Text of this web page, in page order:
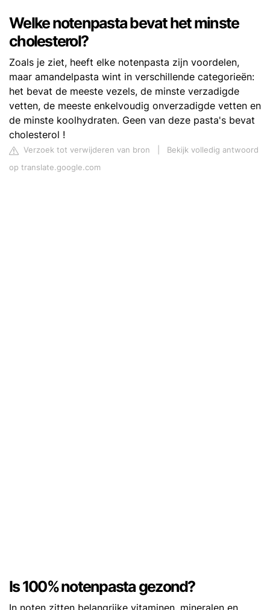
Welke notenpasta bevat het minste
cholesterol?
Zoals je ziet, heeft elke notenpasta zijn voordelen,
maar amandelpasta wint in verschillende categorieën:
het bevat de meeste vezels, de minste verzadigde
vetten, de meeste enkelvoudig onverzadigde vetten en
de minste koolhydraten. Geen van deze pasta's bevat
cholesterol !
Verzoek tot verwijderen van bron
Bekijk volledig antwoord
op translate.google.com
Is 100% notenpasta gezond?